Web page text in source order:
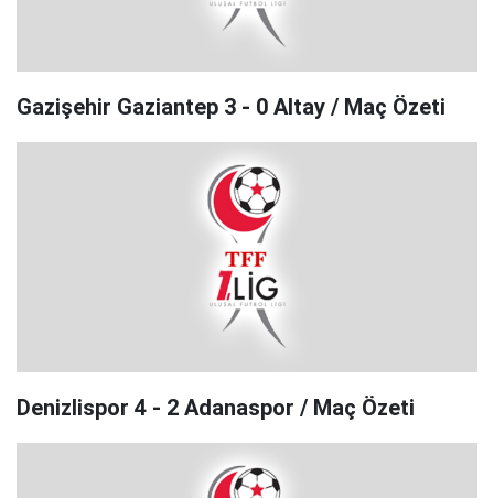
Gazişehir Gaziantep 3 - 0 Altay / Maç Özeti
Denizlispor 4 - 2 Adanaspor / Maç Özeti